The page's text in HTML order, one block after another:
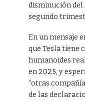
disminución del
segundo
En un mensaje
que Tesla tiene
humanoides
en 2025, y
“otras
de las